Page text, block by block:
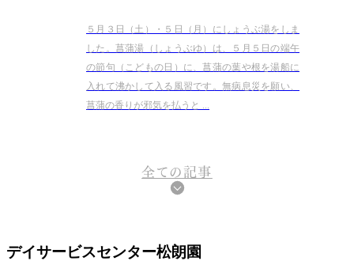
５月３日（土）・５日（月）にしょうぶ湯をしま
した。菖蒲湯（しょうぶゆ）は、５月５日の端午
の節句（こどもの日）に、菖蒲の葉や根を湯船に
入れて沸かして入る風習です。無病息災を願い、
菖蒲の香りが邪気を払うと ...
全ての記事
デイサービスセンター松朗園